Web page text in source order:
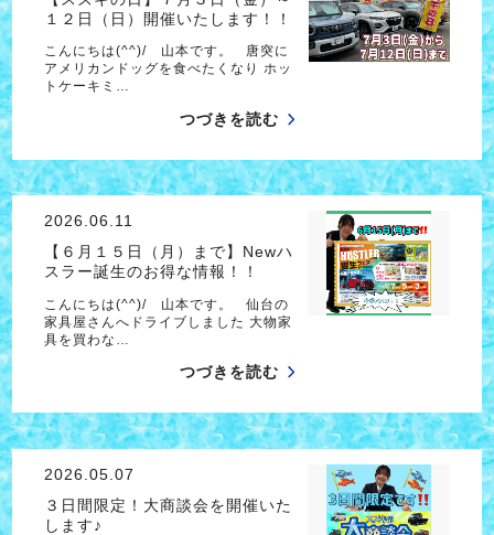
１２日（日）開催いたします！！
こんにちは(^^)/ 山本です。 唐突に
アメリカンドッグを食べたくなり ホッ
トケーキミ…
つづきを読む
2026.06.11
【６月１５日（月）まで】Newハ
スラー誕生のお得な情報！！
こんにちは(^^)/ 山本です。 仙台の
家具屋さんへドライブしました 大物家
具を買わな…
つづきを読む
2026.05.07
３日間限定！大商談会を開催いた
します♪